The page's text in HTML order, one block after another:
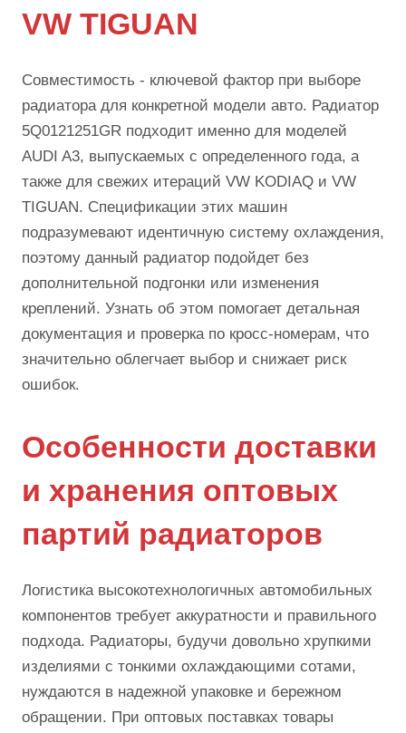
VW TIGUAN
Совместимость - ключевой фактор при выборе
радиатора для конкретной модели авто. Радиатор
5Q0121251GR подходит именно для моделей
AUDI A3, выпускаемых с определенного года, а
также для свежих итераций VW KODIAQ и VW
TIGUAN. Спецификации этих машин
подразумевают идентичную систему охлаждения,
поэтому данный радиатор подойдет без
дополнительной подгонки или изменения
креплений. Узнать об этом помогает детальная
документация и проверка по кросс-номерам, что
значительно облегчает выбор и снижает риск
ошибок.
Особенности доставки
и хранения оптовых
партий радиаторов
Логистика высокотехнологичных автомобильных
компонентов требует аккуратности и правильного
подхода. Радиаторы, будучи довольно хрупкими
изделиями с тонкими охлаждающими сотами,
нуждаются в надежной упаковке и бережном
обращении. При оптовых поставках товары